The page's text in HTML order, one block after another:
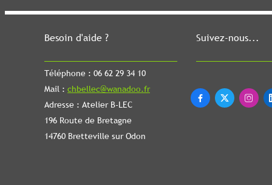
Besoin d'aide ?
Téléphone : 06 62 29 34 10
Mail : chbellec@wanadoo.fr
Adresse : Atelier B-LEC
196 Route de Bretagne
14760 Bretteville sur Odon
Suivez-nous...
  